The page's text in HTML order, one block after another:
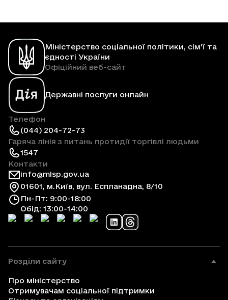
Міністерство соціальної політики, сім'ї та
єдності України
Офіційний веб-сайт
Державні послуги онлайн
Телефон
(044) 204-72-73
Гаряча лінія з питань протидії торгівлі людьми
1547
Контакти
info@mlsp.gov.ua
01601, м.Київ, вул. Еспланадна, 8/10
Пн-Пт: 9:00-18:00
Обід: 13:00-14:00
Розділи сайту
Про міністерство
Отримувачам соціальної підтримки